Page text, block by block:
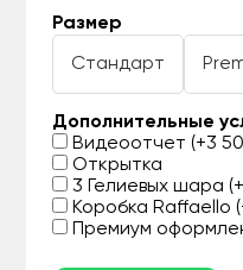
Размер
Стандарт
Дополнительные
Видеоотчет (+3
Открытка
3 Гелиевых шара
Коробка Raffaello
Премиум